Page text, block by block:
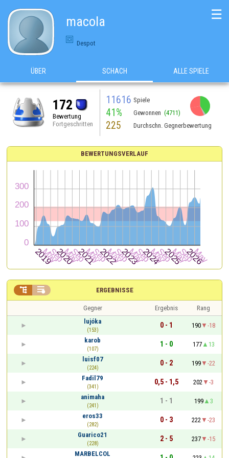
macola
Despot
☰
ÜBER SCHACH ALLE SPIELE
172
Bewertung
Fortgeschritten
11616 Spiele
41% Gewonnen (4711)
225 Durchschn. Gegnerbewertung
BEWERTUNGSVERLAUF
ERGEBNISSE
 
Gegner Ergebnis
Rang
lujóka
(153)
0 - 1 190
-18
karob
(107)
1 - 0 177
13
luisf07
(224)
0 - 2 199
-22
Fadil79
(341)
0,5 - 1,5 202
-3
animaha
(241)
1 - 1 199
3
eros33
(282)
0 - 3 222
-23
Guarico21
(228)
2 - 5 237
-15
MARBELCOL